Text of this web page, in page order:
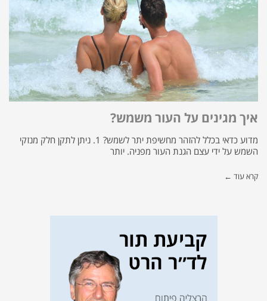
איך מגינים על העור משמש?
מדוע כדאי בכלל להזהר מחשיפת יתר לשמש? 1. ניתן לתקן חלק מנזקי
השמש על ידי עצם הגנת העור מפניה. יותר
קרא עוד ←